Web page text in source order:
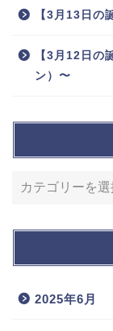
【3月13日の
【3月12日の
ン）〜
2025年6月